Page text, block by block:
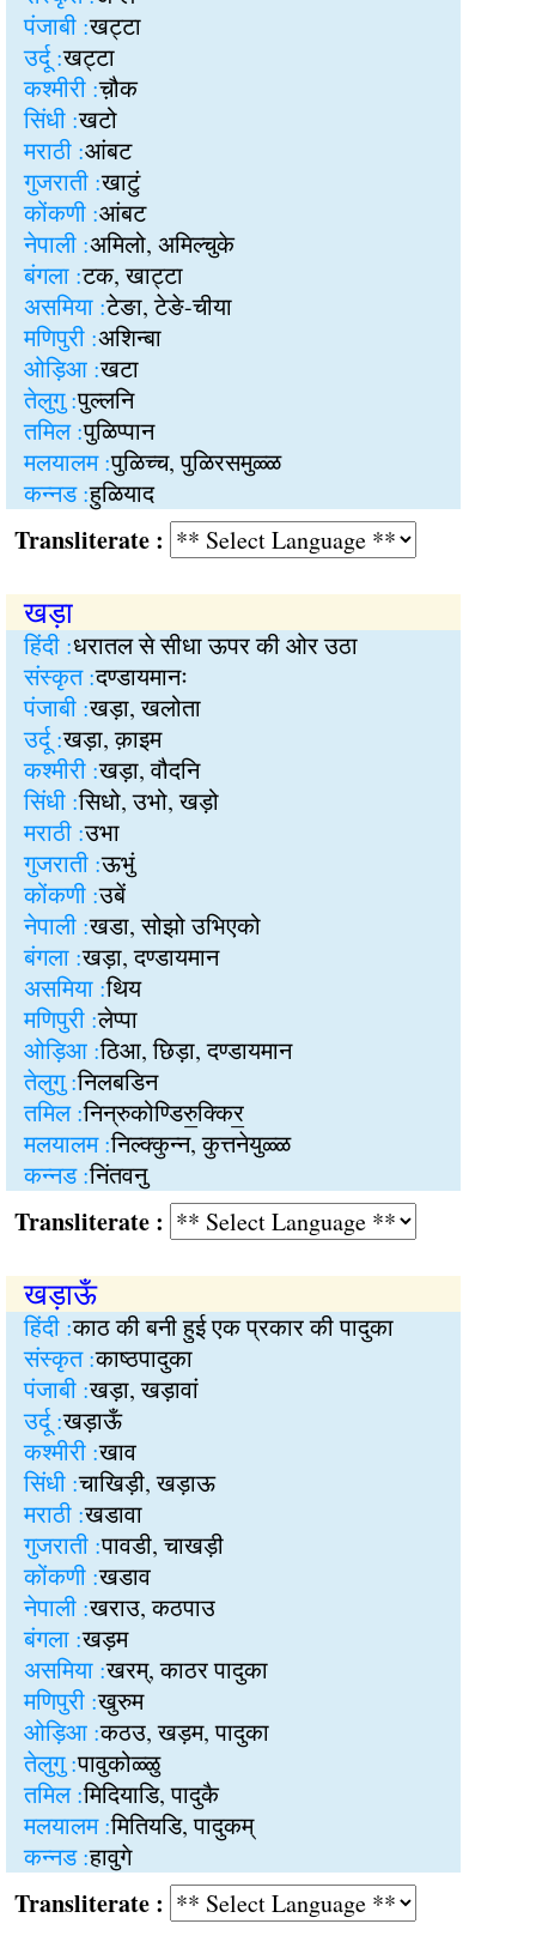
पंजाबी :खट्टा
उर्दू :खट्टा
कश्मीरी :च़ौक
सिंधी :खटो
मराठी :आंबट
गुजराती :खाटुं
कोंकणी :आंबट
नेपाली :अमिलो, अमिल्चुके
बंगला :टक, खाट्टा
असमिया :टेङा, टेङे-चीया
मणिपुरी :अशिन्बा
ओड़िआ :खटा
तेलुगु :पुल्लनि
तमिल :पुळिप्पान
मलयालम :पुळिच्च, पुळिरसमुळ्ळ
कन्नड :हुळियाद
:
खड़ा
हिंदी :धरातल से सीधा ऊपर की ओर उठा
संस्कृत :दण्डायमानः
पंजाबी :खड़ा, खलोता
उर्दू :खड़ा, क़ाइम
कश्मीरी :खड़ा, वौदनि
सिंधी :सिधो, उभो, खड़ो
मराठी :उभा
गुजराती :ऊभुं
कोंकणी :उबें
नेपाली :खडा, सोझो उभिएको
बंगला :खड़ा, दण्डायमान
असमिया :थिय
मणिपुरी :लेप्पा
ओड़िआ :ठिआ, छिड़ा, दण्डायमान
तेलुगु :निलबडिन
तमिल :निन्रुकोण्डिरु॒क्किर॒
मलयालम :निल्‍क्कुन्न, कुत्तनेयुळ्‍ळ
कन्नड :निंतवनु
:
खड़ाऊँ
हिंदी :काठ की बनी हुई एक प्रकार की पादुका
संस्कृत :काष्ठपादुका
पंजाबी :खड़ा, खड़ावां
उर्दू :खड़ाऊँ
कश्मीरी :खाव
सिंधी :चाखिड़ी, खड़ाऊ
मराठी :खडावा
गुजराती :पावडी, चाखड़ी
कोंकणी :खडाव
नेपाली :खराउ, कठपाउ
बंगला :खड़म
असमिया :खरम्, काठर पादुका
मणिपुरी :खुरुम
ओड़िआ :कठउ, खड़म, पादुका
तेलुगु :पावुकोळ्ळु
तमिल :मिदियाडि, पादुकै
मलयालम :मितियडि, पादुकम्
कन्नड :हावुगे
: